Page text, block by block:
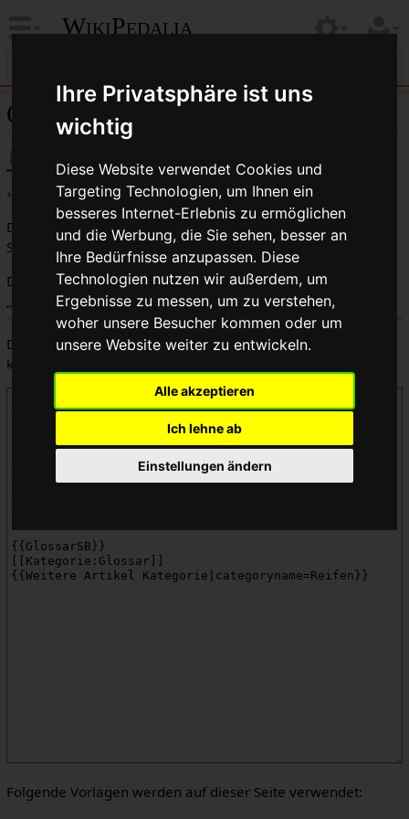
Ihre Privatsphäre ist uns
wichtig
Diese Website verwendet Cookies und
Targeting Technologien, um Ihnen ein
besseres Internet-Erlebnis zu ermöglichen
und die Werbung, die Sie sehen, besser an
Ihre Bedürfnisse anzupassen. Diese
Technologien nutzen wir außerdem, um
Ergebnisse zu messen, um zu verstehen,
woher unsere Besucher kommen oder um
unsere Website weiter zu entwickeln.
Alle akzeptieren
Ich lehne ab
Einstellungen ändern
WikiPedalia
Quelltext der Seite Skinwallreifen
← Skinwallreifen
Du bist aus dem folgenden Grund nicht berechtigt, diese
Seite zu bearbeiten:
Diese Aktion ist auf Benutzer beschränkt, die der Gruppe
„ Benutzer“ angehören.
Du kannst den Quelltext dieser Seite betrachten und
kopieren.
Folgende Vorlagen werden auf dieser Seite verwendet: